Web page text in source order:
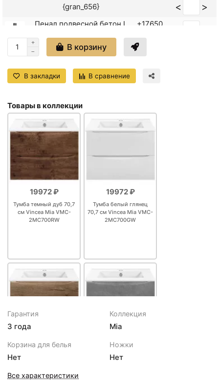
{gran_656} < >
Пенал подвесной бетон L
+17650
Пенал подвесной бетон R
Vincea Mia VSC-2M170BT-R
+17650
В корзину
В закладки В сравнение
Товары в коллекции
19972 ₽
Тумба темный дуб 70,7
см Vincea Mia VMC-
2MC700RW
19972 ₽
Тумба белый глянец
70,7 см Vincea Mia VMC-
2MC700GW
19972 ₽
Тумба дуб винтаж 70,7
см Vincea Mia VMC-
19972 ₽
Тумба бетон 70,7 см
Vincea Mia VMC-
Гарантия
3 года
Коллекция
Mia
Корзина для белья
Нет
Ножки
Нет
Все характеристики